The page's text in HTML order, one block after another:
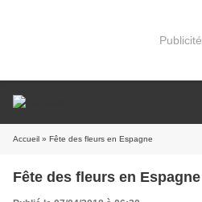
Publicité
Accueil » Fête des fleurs en Espagne
Fête des fleurs en Espagne